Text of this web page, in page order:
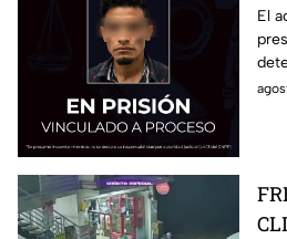
El